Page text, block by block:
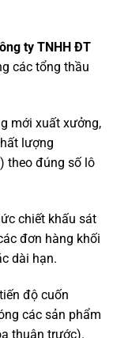
ty TNHH ĐT
các tổng thầu
mới xuất xưởng,
lượng
theo đúng số lô
chiết khấu sát
đơn hàng khối
dài hạn.
độ cuốn
các sản phẩm
thuận trước).